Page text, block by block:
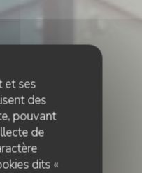
et ses
des
pouvant
de
dits «